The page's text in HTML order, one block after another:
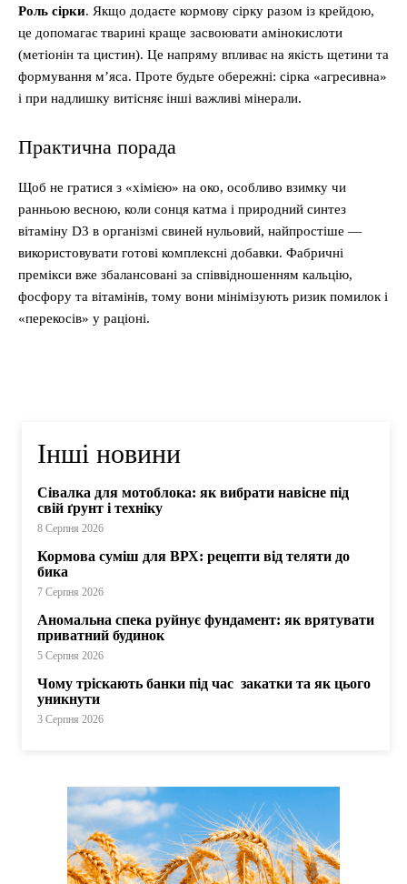
Роль сірки. Якщо додаєте кормову сірку разом із крейдою,
це допомагає тварині краще засвоювати амінокислоти
(метіонін та цистин). Це напряму впливає на якість щетини та
формування м’яса. Проте будьте обережні: сірка «агресивна»
і при надлишку витісняє інші важливі мінерали.
Практична порада
Щоб не гратися з «хімією» на око, особливо взимку чи
ранньою весною, коли сонця катма і природний синтез
вітаміну D3 в організмі свиней нульовий, найпростіше —
використовувати готові комплексні добавки. Фабричні
премікси вже збалансовані за співвідношенням кальцію,
фосфору та вітамінів, тому вони мінімізують ризик помилок і
«перекосів» у раціоні.
Інші новини
Сівалка для мотоблока: як вибрати навісне під
свій ґрунт і техніку
8 Серпня 2026
Кормова суміш для ВРХ: рецепти від теляти до
бика
7 Серпня 2026
Аномальна спека руйнує фундамент: як врятувати
приватний будинок
5 Серпня 2026
Чому тріскають банки під час закатки та як цього
уникнути
3 Серпня 2026